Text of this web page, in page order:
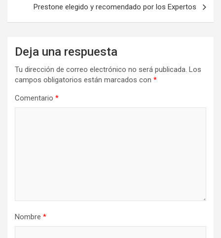
Prestone elegido y recomendado por los Expertos
Deja una respuesta
Tu dirección de correo electrónico no será publicada. Los
campos obligatorios están marcados con *
Comentario *
Nombre *